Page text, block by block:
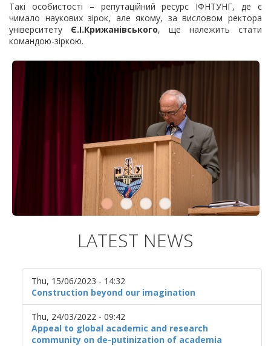
Такі особистості – репутаційний ресурс ІФНТУНГ, де є
чимало наукових зірок, але якому, за висловом ректора
університету Є.І.Крижанівського, ще належить стати
командою-зіркою.
LATEST NEWS
Thu, 15/06/2023 - 14:32
Construction beyond our imagination
Thu, 24/03/2022 - 09:42
Appeal to global academic and research
community on de-putinization of academia